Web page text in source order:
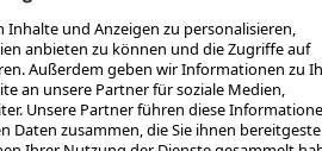
FOLGE UNS AUF